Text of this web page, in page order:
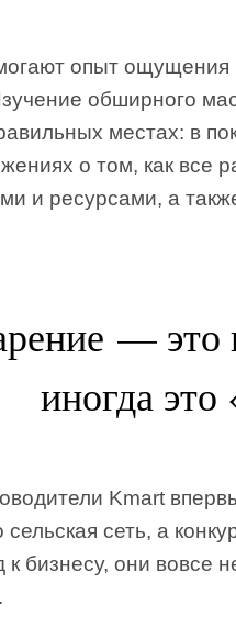
опыт ощущения
обширного
местах: в
о том, как все
и ресурсами, а
— это
иногда
Kmart
сельская сеть, а
к бизнесу, они вовсе